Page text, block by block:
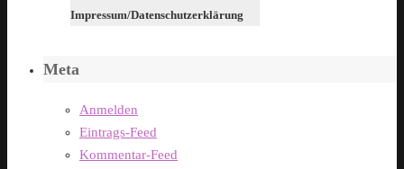
Impressum/Datenschutzerklärung
Meta
Anmelden
Eintrags-Feed
Kommentar-Feed